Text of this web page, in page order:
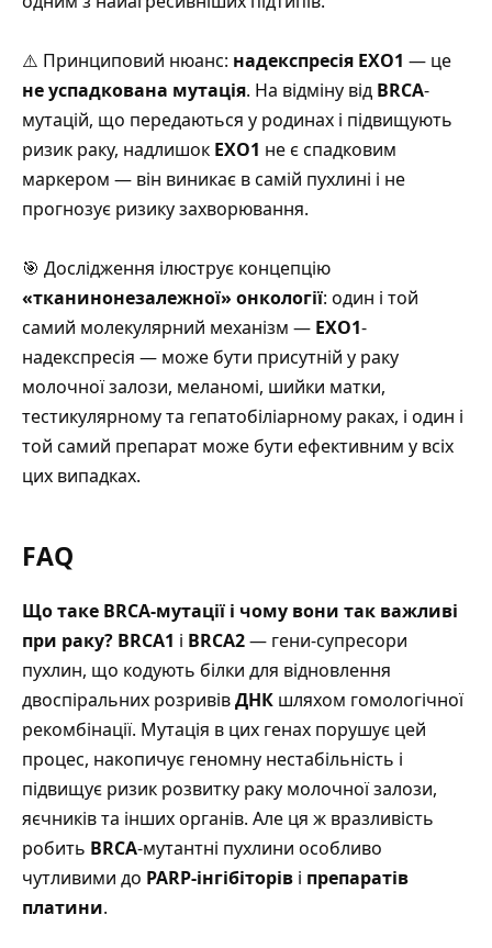
⚠️ Принциповий нюанс: надекспресія EXO1 — це
не успадкована мутація. На відміну від BRCA-
мутацій, що передаються у родинах і підвищують
ризик раку, надлишок EXO1 не є спадковим
маркером — він виникає в самій пухлині і не
прогнозує ризику захворювання.
🎯 Дослідження ілюструє концепцію
«тканинонезалежної» онкології: один і той
самий молекулярний механізм — EXO1-
надекспресія — може бути присутній у раку
молочної залози, меланомі, шийки матки,
тестикулярному та гепатобіліарному раках, і один і
той самий препарат може бути ефективним у всіх
цих випадках.
FAQ
Що таке BRCA-мутації і чому вони так важливі
при раку? BRCA1 і BRCA2— гени-супресори
пухлин, що кодують білки для відновлення
двоспіральних розривівДНК шляхом гомологічної
рекомбінації. Мутація в цих генах порушує цей
процес, накопичує геномну нестабільність і
підвищує ризик розвитку раку молочної залози,
яєчників та інших органів. Але ця ж вразливість
робить BRCA-мутантні пухлини особливо
чутливими до PARP-інгібіторів і препаратів
платини.